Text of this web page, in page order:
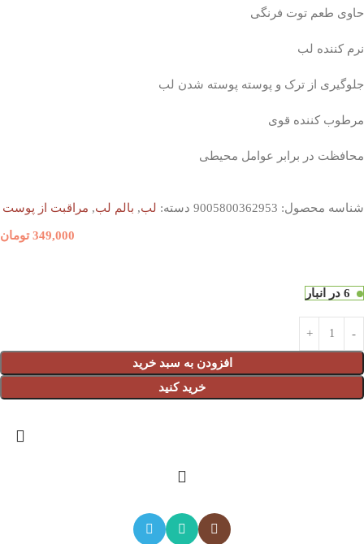
حاوی طعم توت فرنگی
نرم کننده لب
جلوگیری از ترک و پوسته پوسته شدن لب
مرطوب کننده قوی
محافظت در برابر عوامل محیطی
شناسه محصول: 9005800362953 دسته: لب, بالم لب, مراقبت از پوست
349,000 تومان
6 در انبار
افزودن به سبد خرید
خرید کنید